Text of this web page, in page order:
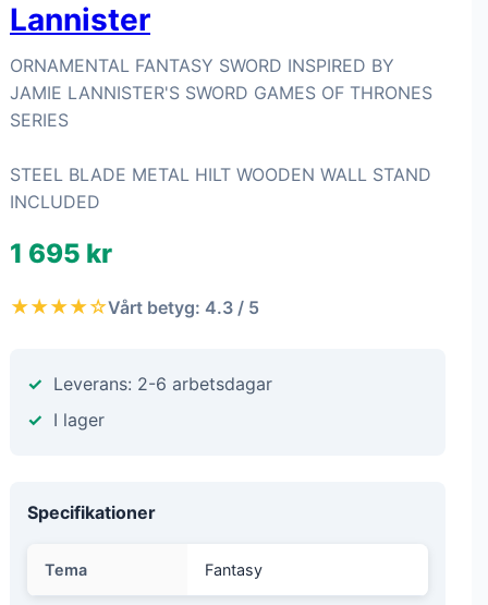
Lannister
ORNAMENTAL FANTASY SWORD INSPIRED BY
JAMIE LANNISTER'S SWORD GAMES OF THRONES
SERIES
STEEL BLADE METAL HILT WOODEN WALL STAND
INCLUDED
1 695 kr
★★★★☆Vårt betyg: 4.3 / 5
Leverans: 2-6 arbetsdagar
I lager
Specifikationer
Tema Fantasy